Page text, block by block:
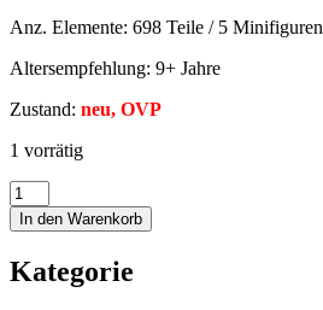
Anz. Elemente: 698 Teile / 5 Minifiguren
Altersempfehlung: 9+ Jahre
Zustand: neu, OVP
1 vorrätig
In den Warenkorb
Kategorie